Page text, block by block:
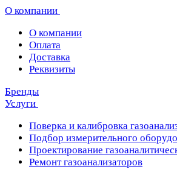
О компании
О компании
Оплата
Доставка
Реквизиты
Бренды
Услуги
Поверка и калибровка
Подбор измерительного
Проектирование
Ремонт газоанализаторов